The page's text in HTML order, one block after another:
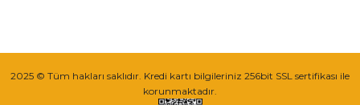
2025 © Tüm hakları saklıdır. Kredi kartı bilgileriniz 256bit SSL sertifikası ile
korunmaktadır.